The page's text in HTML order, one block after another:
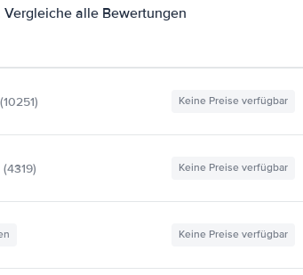
alle Bewertungen
(10251) Keine Preise verfügbar
(4319) Keine Preise verfügbar
Keine Preise verfügbar